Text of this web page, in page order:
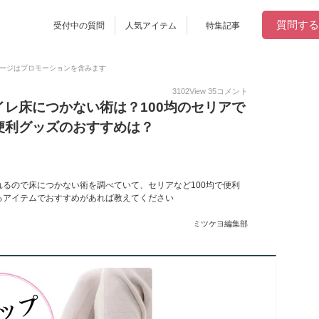
受付中の質問 人気アイテム 特集記事 質問する
ジはプロモーションを含みます
3102View 35コメント
床につかない術は？100均のセリアで
グッズのおすすめは？
ので床につかない術を調べていて、セリアなど100均で便利
イテムでおすすめがあれば教えてください
ミツケヨ編集部